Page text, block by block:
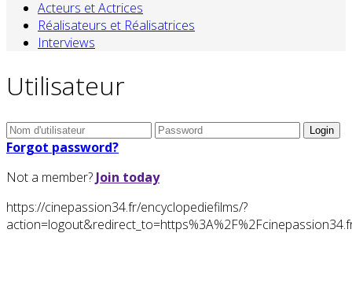
Acteurs et Actrices
Réalisateurs et Réalisatrices
Interviews
Utilisateur
Forgot password?
Not a member? Join today
https://cinepassion34.fr/encyclopediefilms/?